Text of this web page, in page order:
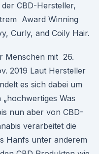
CBD-Hersteller,
Award Winning
Curly, and Coily Hair.
Menschen mit 26.
2019 Laut Hersteller
es sich dabei um
„hochwertiges Was
nun aber von CBD-
verarbeitet die
Hanfs unter anderem